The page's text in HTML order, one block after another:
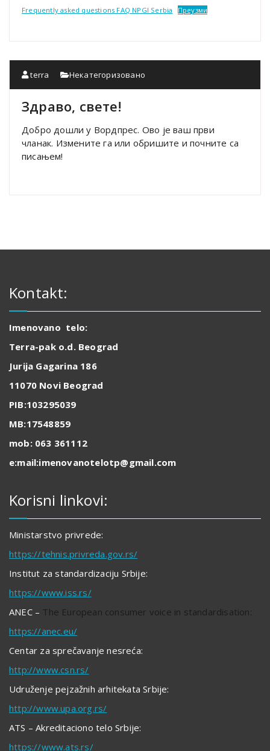
Frequently asked questions FAQ NPGI Serbia Преузми
terra Некатегоризовано
Здраво, свете!
Добро дошли у Вордпрес. Ово је ваш први
чланак. Измените га или обришите и почните са
писањем!
Kontakt:
Imenovano telo:
Terra-pak o.d. Beograd
Jurija Gagarina 186
11070 Novi Beograd
PIB:103295039
MB:17548859
mob: 063 361112
e:mail:imenovanotelotp@gmail.com
Korisni linkovi:
Ministarstvo privrede:
https://tehnis.privreda.gov.rs/
Institut za standardizaciju Srbije:
https://www.iss.rs/
ANEC – The European consumer voice in standardisation:
https://anec.eu/
Centar za sprečavanje nesreća:
http://www.csn.rs/
Udruženje pejzažnih arhitekata Srbije:
http://www.upa.org.rs/
ATS – Akreditaciono telo Srbije:
https://www.ats.rs/